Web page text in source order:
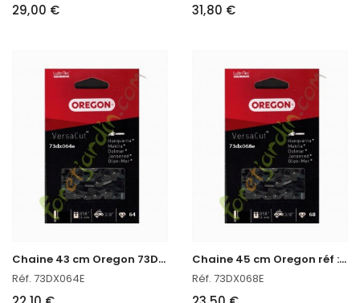
29,00 € 31,80 €
C
haine 43 cm Oregon 73DX064E
Réf. 73DX064E
C
haine 45 cm Oregon réf : 73DX068E
Réf. 73DX068E